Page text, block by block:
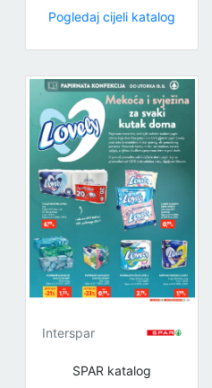
Pogledaj cijeli katalog
Interspar
SPAR katalog